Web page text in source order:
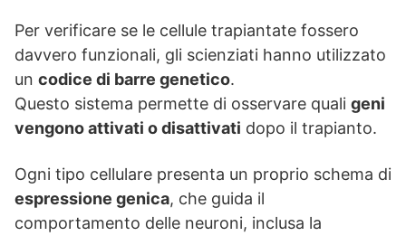
Per verificare se le cellule trapiantate fossero
davvero funzionali, gli scienziati hanno utilizzato
un codice di barre genetico.
Questo sistema permette di osservare quali geni
vengono attivati o disattivati dopo il trapianto.
Ogni tipo cellulare presenta un proprio schema di
espressione genica, che guida il
comportamento delle neuroni, inclusa la